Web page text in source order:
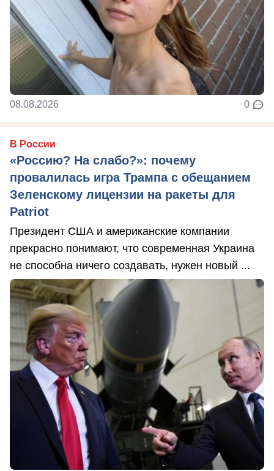
08.08.2026 0
В России
«Россию? На слабо?»: почему
провалилась игра Трампа с обещанием
Зеленскому лицензии на ракеты для
Patriot
Президент США и американские компании
прекрасно понимают, что современная Украина
не способна ничего создавать, нужен новый ...